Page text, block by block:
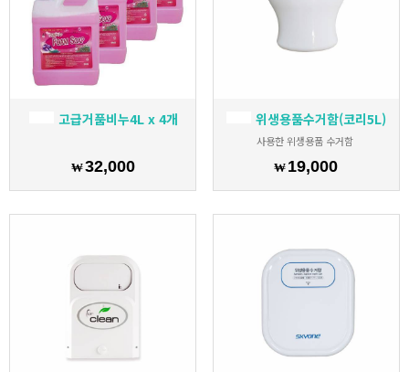
고급거품비누4L x 4개
₩32,000
위생용품수거함(코리5L)
사용한 위생용품 수거함
₩ 19,000